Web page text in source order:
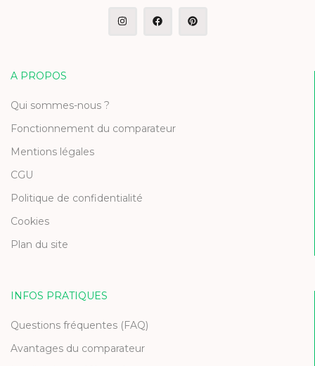
A PROPOS
Qui sommes-nous ?
Fonctionnement du comparateur
Mentions légales
CGU
Politique de confidentialité
Cookies
Plan du site
INFOS PRATIQUES
Questions fréquentes (FAQ)
Avantages du comparateur